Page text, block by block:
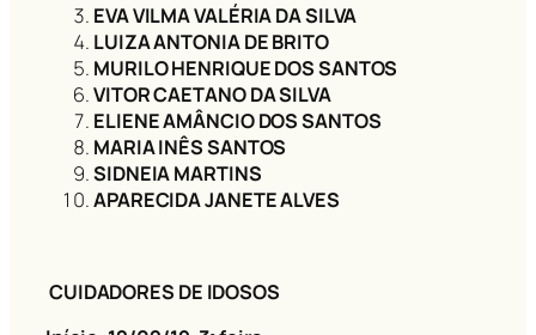
EVA VILMA VALÉRIA DA SILVA
LUIZA ANTONIA DE BRITO
MURILO HENRIQUE DOS SANTOS
VITOR CAETANO DA SILVA
ELIENE AMÂNCIO DOS SANTOS
MARIA INÊS SANTOS
SIDNEIA MARTINS
APARECIDA JANETE ALVES
CUIDADORES DE IDOSOS